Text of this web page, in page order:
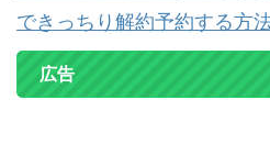
できっちり解約予約する方
広告